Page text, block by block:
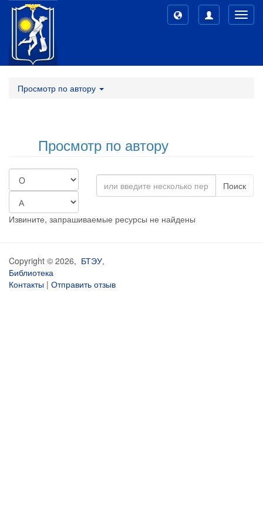
Просмотр по автору
Просмотр по автору
Поиск
Извините, запрашиваемые ресурсы не найдены
Copyright © 2026, БТЭУ,
Библиотека
Контакты | Отправить отзыв